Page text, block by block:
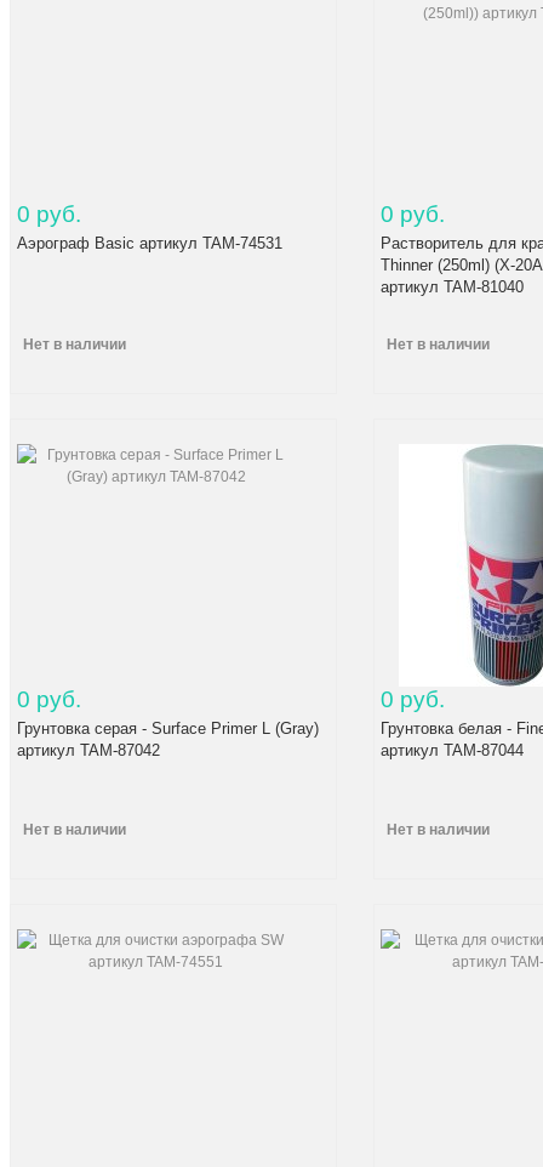
0 руб.
Аэрограф Basic артикул TAM-74531
Нет в наличии
0 руб.
Растворитель для
Thinner (250ml) (X-
артикул TAM-81040
Нет в наличии
0 руб.
Грунтовка серая - Surface Primer L (Gray)
артикул TAM-87042
Нет в наличии
0 руб.
Грунтовка белая -
артикул TAM-87044
Нет в наличии